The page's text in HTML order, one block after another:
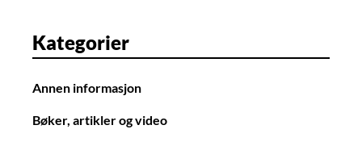
Kategorier
Annen informasjon
Bøker, artikler og video